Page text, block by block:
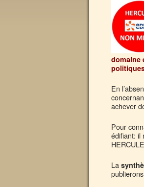
domaine
En
achever
Pour
édifiant: il
La